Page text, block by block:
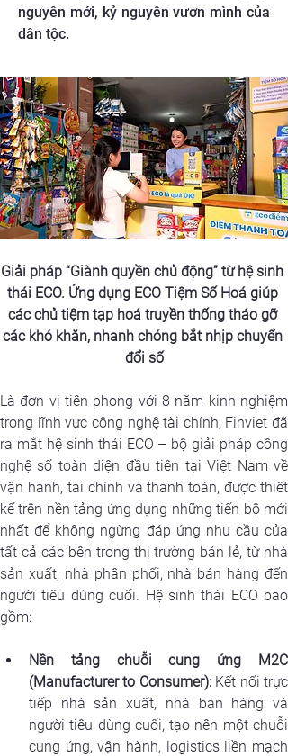
nguyên mới, kỷ nguyên vươn mình của
dân tộc.
Giải pháp “Giành quyền chủ động” từ hệ sinh
thái ECO. Ứng dụng ECO Tiệm Số Hoá giúp
các chủ tiệm tạp hoá truyền thống tháo gỡ
các khó khăn, nhanh chóng bắt nhịp chuyển
đổi số
Là đơn vị tiên phong với 8 năm kinh nghiệm
trong lĩnh vực công nghệ tài chính, Finviet đã
ra mắt hệ sinh thái ECO – bộ giải pháp công
nghệ số toàn diện đầu tiên tại Việt Nam về
vận hành, tài chính và thanh toán, được thiết
kế trên nền tảng ứng dụng những tiến bộ mới
nhất để không ngừng đáp ứng nhu cầu của
tất cả các bên trong thị trường bán lẻ, từ nhà
sản xuất, nhà phân phối, nhà bán hàng đến
người tiêu dùng cuối. Hệ sinh thái ECO bao
gồm:
Nền tảng chuỗi cung ứng M2C
(Manufacturer to Consumer): Kết nối trực
tiếp nhà sản xuất, nhà bán hàng và
người tiêu dùng cuối, tạo nên một chuỗi
cung ứng, vận hành, logistics liền mạch